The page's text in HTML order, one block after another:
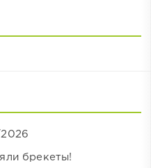
брекеты!